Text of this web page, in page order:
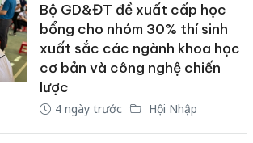
Bộ GD&ĐT đề xuất cấp học
bổng cho nhóm 30% thí sinh
xuất sắc các ngành khoa học
cơ bản và công nghệ chiến
lược
4 ngày trước Hội Nhập